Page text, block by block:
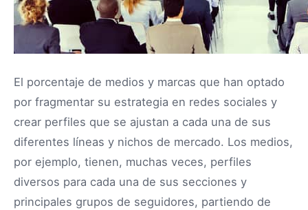
El porcentaje de medios y marcas que han optado
por fragmentar su estrategia en redes sociales y
crear perfiles que se ajustan a cada una de sus
diferentes líneas y nichos de mercado. Los medios,
por ejemplo, tienen, muchas veces, perfiles
diversos para cada una de sus secciones y
principales grupos de seguidores, partiendo de